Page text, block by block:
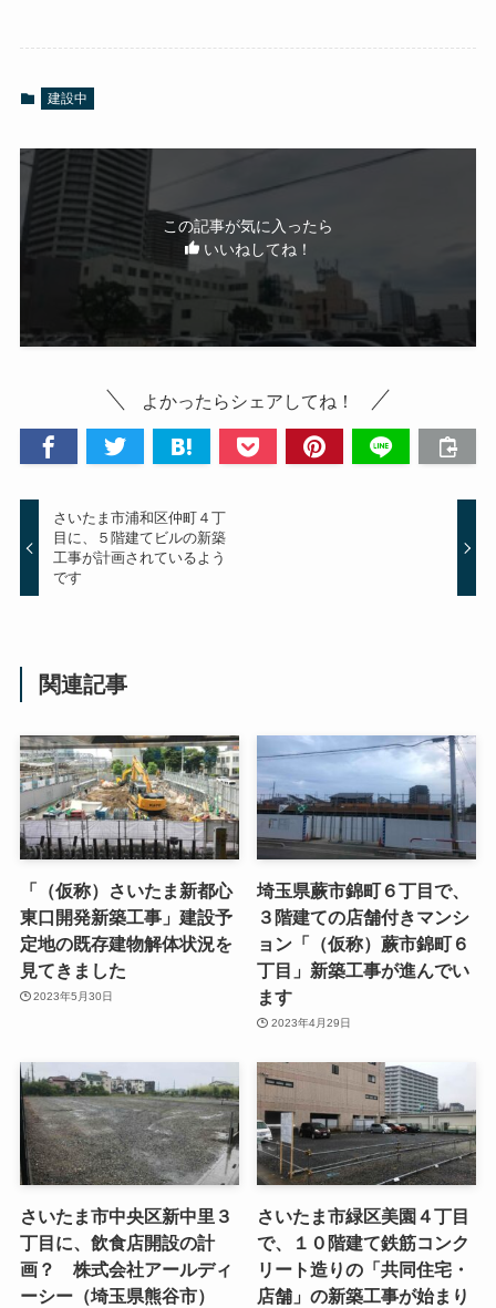
建設中
この記事が気に入ったら
いいねしてね！
よかったらシェアしてね！
さいたま市浦和区仲町４丁
目に、５階建てビルの新築
工事が計画されているよう
です
関連記事
「（仮称）さいたま新都心
東口開発新築工事」建設予
定地の既存建物解体状況を
見てきました
2023年5月30日
埼玉県蕨市錦町６丁目で、
３階建ての店舗付きマンシ
ョン「（仮称）蕨市錦町６
丁目」新築工事が進んでい
ます
2023年4月29日
さいたま市中央区新中里３
丁目に、飲食店開設の計
画？ 株式会社アールディ
ーシー（埼玉県熊谷市）
さいたま市緑区美園４丁目
で、１０階建て鉄筋コンク
リート造りの「共同住宅・
店舗」の新築工事が始まり